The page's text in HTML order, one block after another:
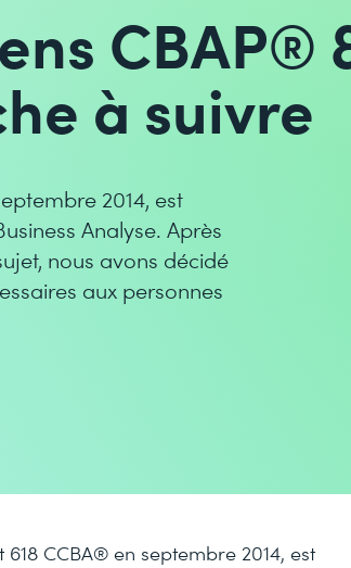
CBAP®
à suivre
2014, est
Analyse. Après
nous avons décidé
aux personnes
CCBA® en septembre 2014, est